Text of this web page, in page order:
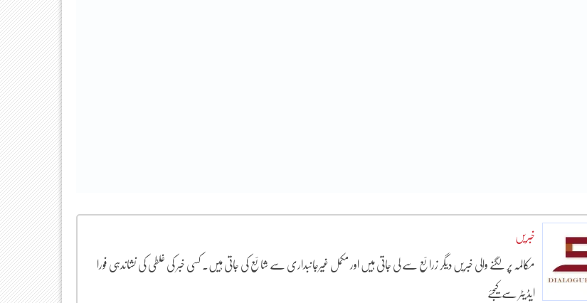
خبریں
مکالمہ پر لگنے والی خبریں دیگر زرائع سے لی جاتی ہیں اور مکمل غیرجانبداری سے شائع کی جاتی ہیں۔ کسی خبر کی غلطی کی نشاندہی فورا
ایڈیٹر سے کیجئے